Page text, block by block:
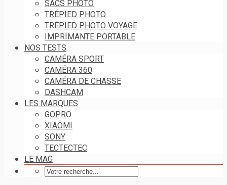
SACS PHOTO
TRÉPIED PHOTO
TRÉPIED PHOTO VOYAGE
IMPRIMANTE PORTABLE
NOS TESTS
CAMÉRA SPORT
CAMÉRA 360
CAMÉRA DE CHASSE
DASHCAM
LES MARQUES
GOPRO
XIAOMI
SONY
TECTECTEC
LE MAG